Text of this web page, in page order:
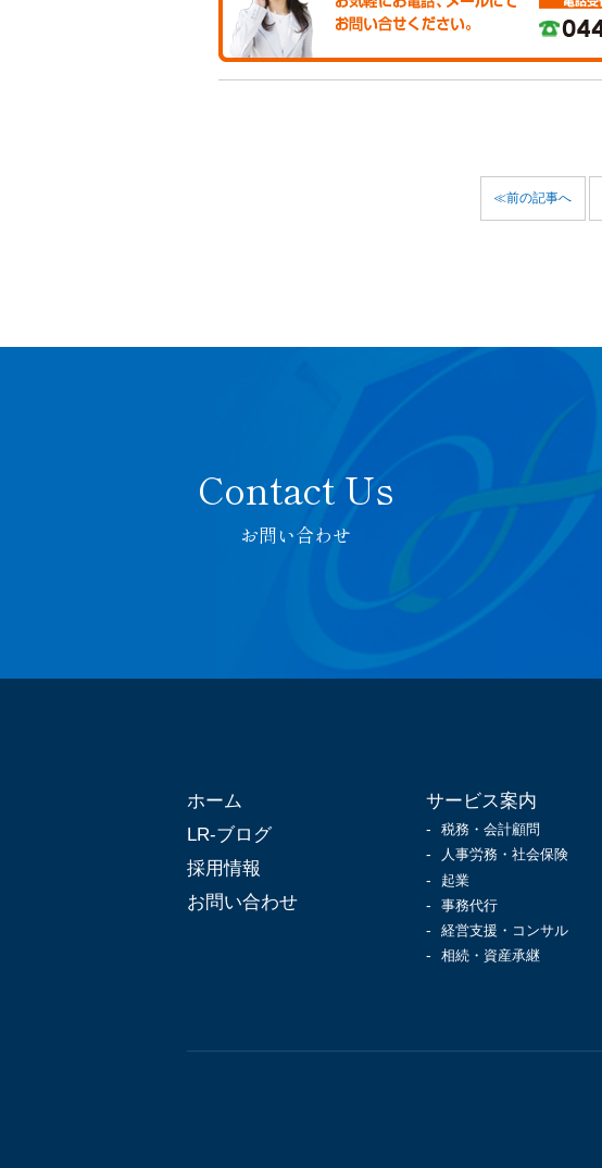
≪前の記事へ
お問い合わせ
ホーム
LR-ブログ
採用情報
お問い合わせ
サービス案内
税務・会計顧問
人事労務・社会保険
起業
事務代行
経営支援・コンサル
相続・資産承継